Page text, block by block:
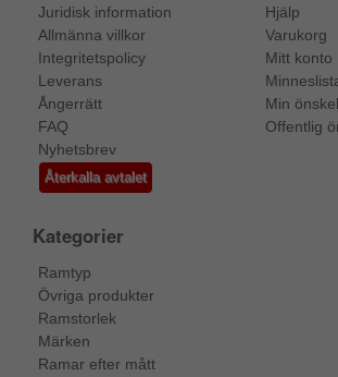
Juridisk information
Allmänna villkor
Integritetspolicy
Leverans
Ångerrätt
FAQ
Nyhetsbrev
Återkalla avtalet
Hjälp
Varukorg
Mitt konto
Min
Offentlig
Kategorier
Ramtyp
Övriga produkter
Ramstorlek
Märken
Ramar efter mått